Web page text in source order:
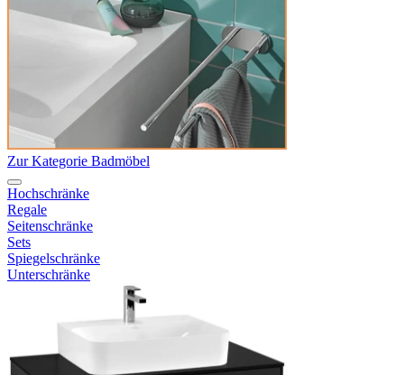
Zur Kategorie Badmöbel
Hochschränke
Regale
Seitenschränke
Sets
Spiegelschränke
Unterschränke